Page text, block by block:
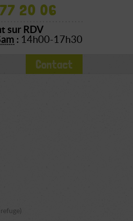
20 06
sur RDV
: 14h00-17h30
Contact